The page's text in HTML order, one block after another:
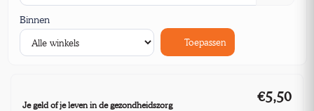
Binnen
Toepassen
Je geld of je leven in de gezondheidszorg
€5,50